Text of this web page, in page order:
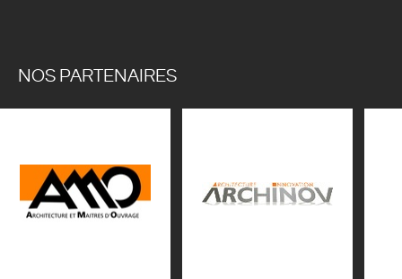
NOS PARTENAIRES